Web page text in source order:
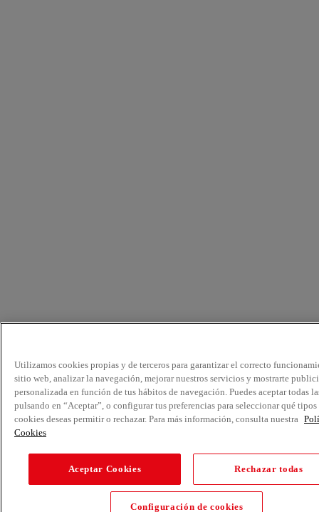
Utilizamos cookies propias y de terceros para garantizar el correcto
sitio web, analizar la navegación, mejorar nuestros servicios y mostrarte
personalizada en función de tus hábitos de navegación. Puedes aceptar todas
pulsando en “Aceptar”, o configurar tus preferencias para seleccionar qué tipos
cookies deseas permitir o rechazar. Para más información, consulta nuestra
Cookies
Aceptar Cookies Rechazar todas
Configuración de cookies